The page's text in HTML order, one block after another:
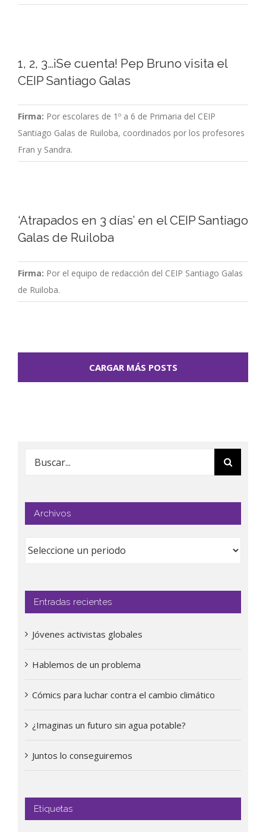
1, 2, 3…¡Se cuenta! Pep Bruno visita el
CEIP Santiago Galas
Firma: Por escolares de 1º a 6 de Primaria del CEIP
Santiago Galas de Ruiloba, coordinados por los profesores
Fran y Sandra.
‘Atrapados en 3 días’ en el CEIP Santiago
Galas de Ruiloba
Firma: Por el equipo de redacción del CEIP Santiago Galas
de Ruiloba.
CARGAR MÁS POSTS
Buscar:
Archivos
Entradas recientes
Jóvenes activistas globales
Hablemos de un problema
Cómics para luchar contra el cambio climático
¿Imaginas un futuro sin agua potable?
Juntos lo conseguiremos
Etiquetas